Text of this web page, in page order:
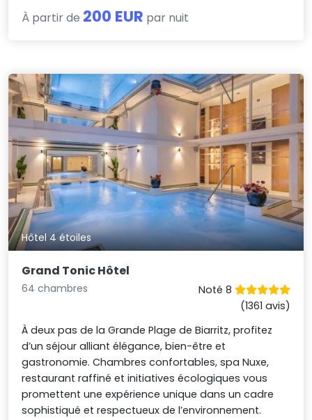
À partir de 200 EUR par nuit
Hôtel 4 étoiles
Grand Tonic Hôtel
64 chambres
Noté 8
(1361 avis)
À deux pas de la Grande Plage de Biarritz, profitez
d’un séjour alliant élégance, bien-être et
gastronomie. Chambres confortables, spa Nuxe,
restaurant raffiné et initiatives écologiques vous
promettent une expérience unique dans un cadre
sophistiqué et respectueux de l’environnement.